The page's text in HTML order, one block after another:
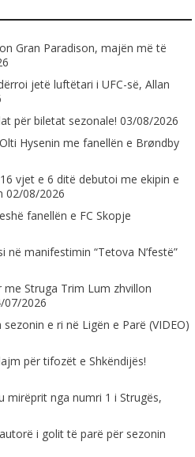
Gran Paradison, majën më të
jetë luftëtari i UFC-së, Allan
për biletat sezonale! 03/08/2026
Hysenin me fanellën e Brøndby
vjet e 6 ditë debutoi me ekipin e
02/08/2026
fanellën e FC Skopje
në manifestimin “Tetova N’festë”
me Struga Trim Lum zhvillon
07/2026
e ri në Ligën e Parë (VIDEO)
për tifozët e Shkëndijës!
mirëprit nga numri 1 i Strugës,
i golit të parë për sezonin